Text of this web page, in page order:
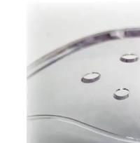
PROPOS
NOUS